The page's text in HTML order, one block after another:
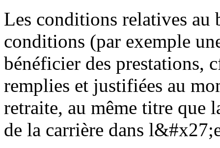
Les conditions relatives au
conditions (par exemple
bénéficier des prestations,
remplies et justifiées au
retraite, au même titre que
de la carrière dans